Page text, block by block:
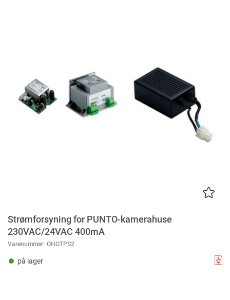
Strømforsyning for PUNTO-kamerahuse
230VAC/24VAC 400mA
Varenummer: OHOTPS2
på lager